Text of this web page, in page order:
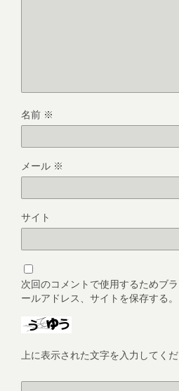
名前 ※
メール ※
サイト
次回のコメントで使用するためブ
ールアドレス、サイトを保存する。
上に表示された文字を入力してくだ